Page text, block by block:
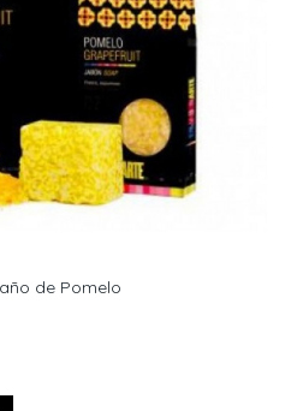
de Pomelo